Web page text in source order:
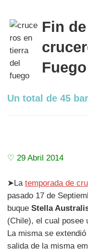
Fin
Un total de 45
♡ 29 Abril 2014
➤La temporada de
pasado 17 de
buque Stella
(Chile), el cual posee
La misma se
salida de la misma